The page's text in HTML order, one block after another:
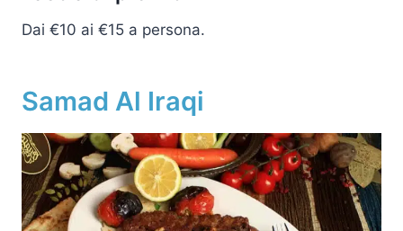
Dai €10 ai €15 a persona.
Samad Al Iraqi